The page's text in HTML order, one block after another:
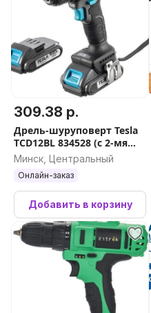
309.38 р.
Дрель-шуруповерт Tesla
TCD12BL 834528 (с 2-мя
АКБ, кейс)
Минск, Центральный
Онлайн-заказ
Добавить в корзину